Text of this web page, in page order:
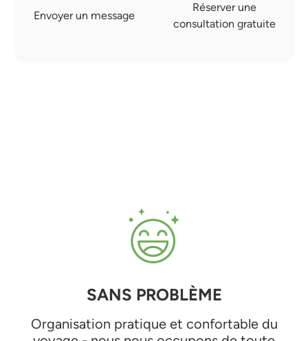
Envoyer un message
Réserver une
consultation gratuite
SANS PROBLÈME
Organisation pratique et confortable du